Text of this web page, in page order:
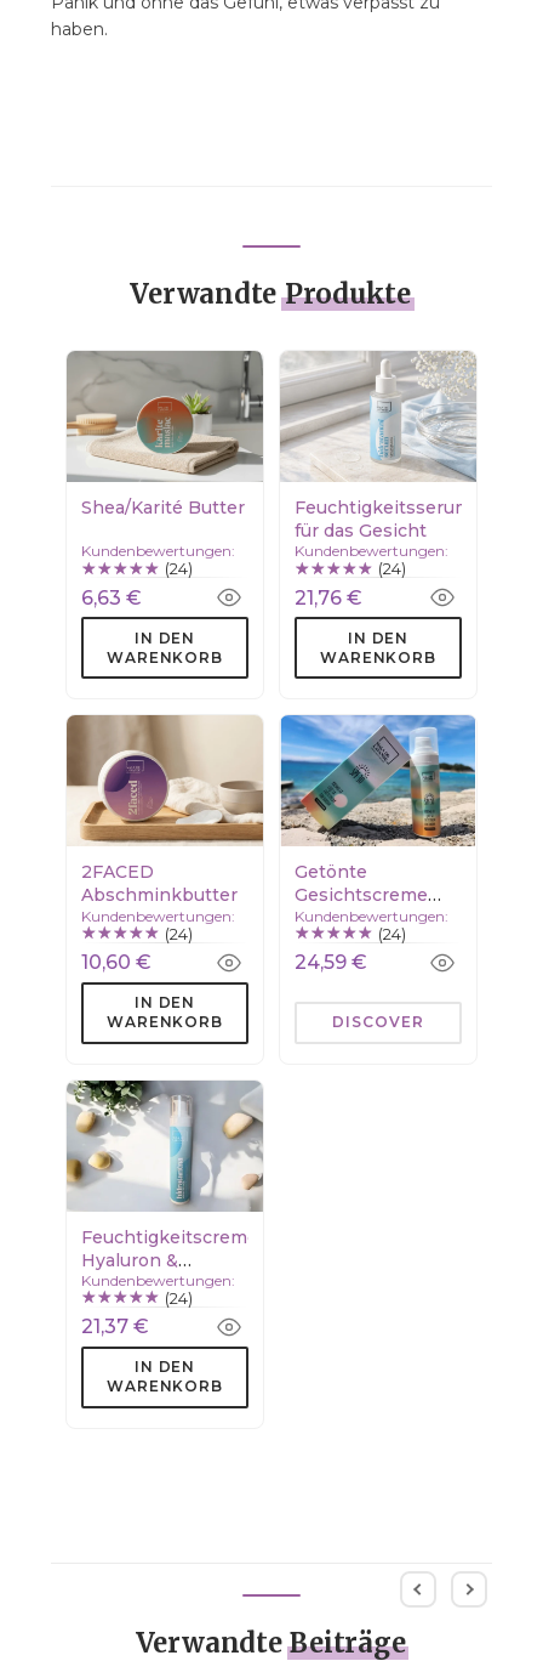
haben.
VerwandteProdukte
Shea/Karité Butter
Kundenbewertungen:
(24)
6,63 €
IN DEN
WARENKORB
Feuchtigkeitsserum
für das Gesicht
Kundenbewertungen:
(24)
21,76 €
IN DEN
WARENKORB
2FACED
Abschminkbutter
Kundenbewertungen:
(24)
10,60 €
IN DEN
WARENKORB
Getönte
Gesichtscreme
SPF30
Kundenbewertungen:
(24)
24,59 €
DISCOVER
Feuchtigkeitscreme
Hyaluron &
Squalan
Kundenbewertungen:
(24)
21,37 €
IN DEN
WARENKORB
VerwandteBeiträge